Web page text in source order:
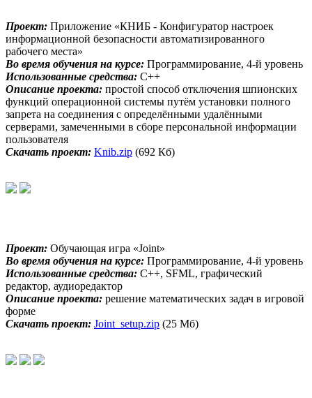
Проект: Приложение «КНИБ - Конфигуратор настроек
информационной безопасности автоматизированного
рабочего места»
Во время обучения на курсе: Программирование, 4-й уровень
Использованные средства: С++
Описание проекта: простой способ отключения шпионских
функций операционной системы путём установки полного
запрета на соединения с определёнными удалёнными
серверами, замеченными в сборе персональной информации
пользователя
Скачать проект: Knib.zip (692 Кб)
Проект: Обучающая игра «Joint»
Во время обучения на курсе: Программирование, 4-й уровень
Использованные средства: С++, SFML, графический
редактор, аудиоредактор
Описание проекта: решение математических задач в игровой
форме
Скачать проект: Joint_setup.zip (25 Мб)